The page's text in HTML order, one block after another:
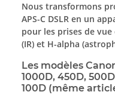
Nous transformons
APS-C DSLR en un
pour les prises de
(IR) et H-alpha
Les modèles
1000D, 450D,
100D (même